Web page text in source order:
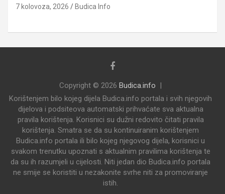
7 kolovoza, 2026 Budica Info
Copyright © 2026 Budica.info
Korištenjem bilo kojeg dijela Budica.info portala i svih njegovih
dijelova i podsiteova automatski prihvaćate sva aktualna
pravila korištenja. Korisnici su dužni redovito čitati pravila
korištenja. Smatra se da su kontinuiranim korištenjem
Budica.info portala ili bilo kojeg njegovog dijela, korisnici u
svakom trenutku upoznati s aktualnim pravilima korištenja te
da su ih razumjeli u cijelosti. Niti jedan dio Budica.info portala
ne smije se koristiti u nezakonite svrhe niti za promoviranje
istih.